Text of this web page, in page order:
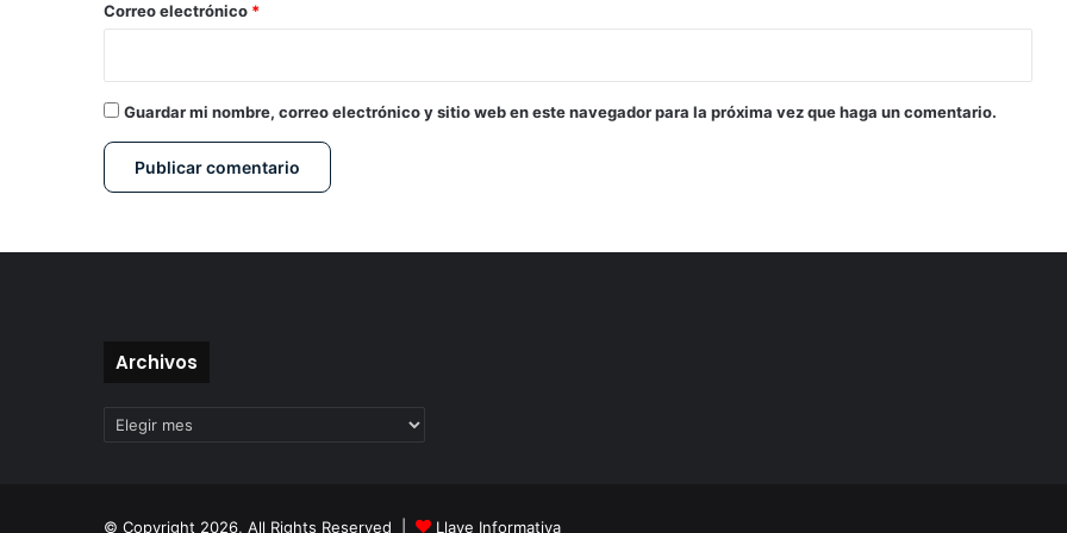
*
Correo electrónico *
Guardar mi nombre, correo electrónico y sitio web en este navegador para la próxima vez que haga un comentario.
Archivos
© Copyright 2026, All Rights Reserved | Llave Informativa